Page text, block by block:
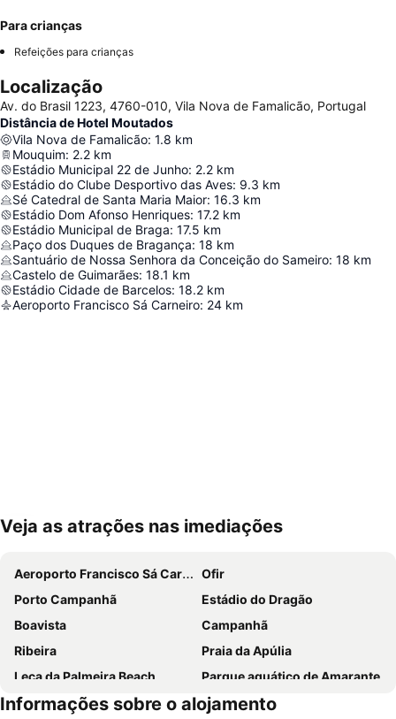
Para crianças
Refeições para crianças
Localização
Av. do Brasil 1223, 4760-010, Vila Nova de Famalicão, Portugal
Distância de Hotel Moutados
Vila Nova de Famalicão: 1.8 km
Mouquim: 2.2 km
Estádio Municipal 22 de Junho: 2.2 km
Estádio do Clube Desportivo das Aves: 9.3 km
Sé Catedral de Santa Maria Maior: 16.3 km
Estádio Dom Afonso Henriques: 17.2 km
Estádio Municipal de Braga: 17.5 km
Paço dos Duques de Bragança: 18 km
Santuário de Nossa Senhora da Conceição do Sameiro: 18 km
Castelo de Guimarães: 18.1 km
Estádio Cidade de Barcelos: 18.2 km
Aeroporto Francisco Sá Carneiro: 24 km
Ampliar mapa
Veja as atrações nas imediações
Aeroporto Francisco Sá Carneiro
Ofir
Porto Campanhã
Estádio do Dragão
Boavista
Campanhã
Ribeira
Praia da Apúlia
Leça da Palmeira Beach
Parque aquático de Amarante
Pavilhão Multiusos Gondomar
Cais de Gaia
Informações sobre o alojamento